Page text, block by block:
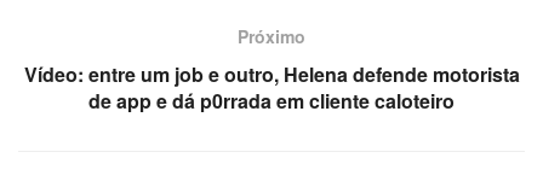
Próximo
Vídeo: entre um job e outro, Helena defende motorista
de app e dá p0rrada em cliente caloteiro